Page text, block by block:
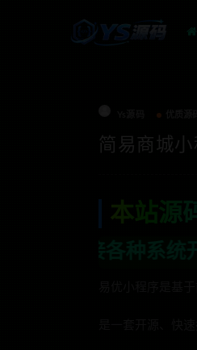
简易商城
本站源
统开发，区块链开